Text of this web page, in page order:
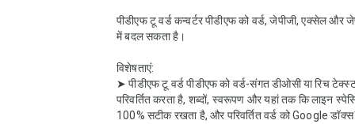
पीडीएफ टू वर्ड कन्वर्टर पीडीएफ को वर्ड, जेपीजी, एक्सेल और
में बदल सकता है।
विशेषताएं:
➤ पीडीएफ टू वर्ड पीडीएफ को वर्ड-संगत डीओसी या रिच
परिवर्तित करता है, शब्दों, स्वरूपण और यहां तक ​​कि लाइन
100% सटीक रखता है, और परिवर्तित वर्ड को Google